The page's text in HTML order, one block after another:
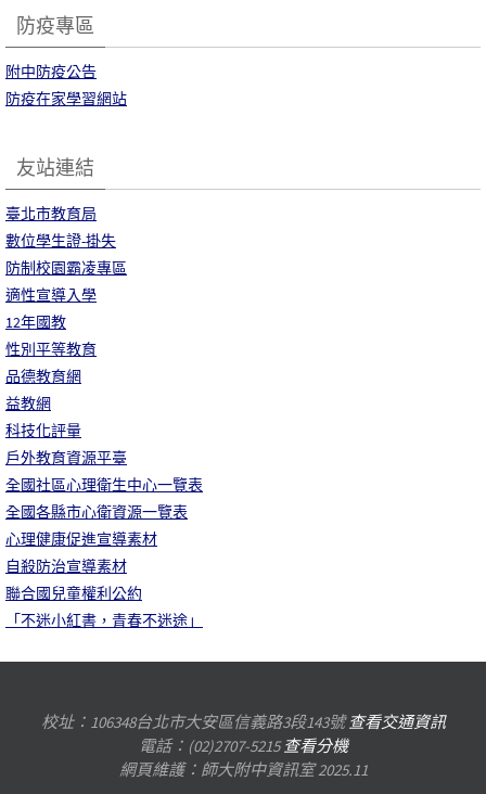
防疫專區
附中防疫公告
防疫在家學習網站
友站連結
臺北市教育局
數位學生證-掛失
防制校園霸凌專區
適性宣導入學
12年國教
性別平等教育
品德教育網
益教網
科技化評量
戶外教育資源平臺
全國社區心理衛生中心一覽表
全國各縣市心衛資源一覽表
心理健康促進宣導素材
自殺防治宣導素材
聯合國兒童權利公約
「不迷小紅書，青春不迷途」
校址：106348台北市大安區信義路3段143號查看交通資訊
電話：(02)2707-5215查看分機
網頁維護：師大附中資訊室 2025.11